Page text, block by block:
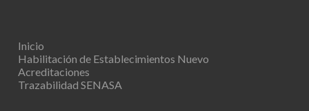
Inicio
Habilitación de Establecimientos Nuevo
Acreditaciones
Trazabilidad SENASA